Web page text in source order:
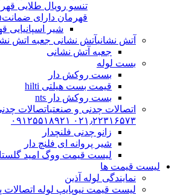
تنسو رویال طلایی
قهرمان دارای ضمانت۵ساله میباشند پس از اتمام ضمانت نامه شیرالات شامل ۱۵سال خدمات پس از فروش میشوند
شیر اسپانیایی
آتش نشانیآتش نشانی جعبه اتش نشانی
جعبه آتش نشانی
بست لوله
بست روکش دار
قیمت بست هیلتی hilti
بست روکش دار nts
اتصالات چدنی و صنعتیاتصالات
۰۲۱٫۲۲۳۱۶۵۷۳ ۰۹۱۲۵۵۱۸۹۲۱
زانو چدنی فلنچدار
شیر پروانه ای فلنچ دار
لیست قیمت ووگ امید
لیست قیمت ها
نمایندگی لوله آذین
لیست قیمت نیوپایپ لوله اتصالات